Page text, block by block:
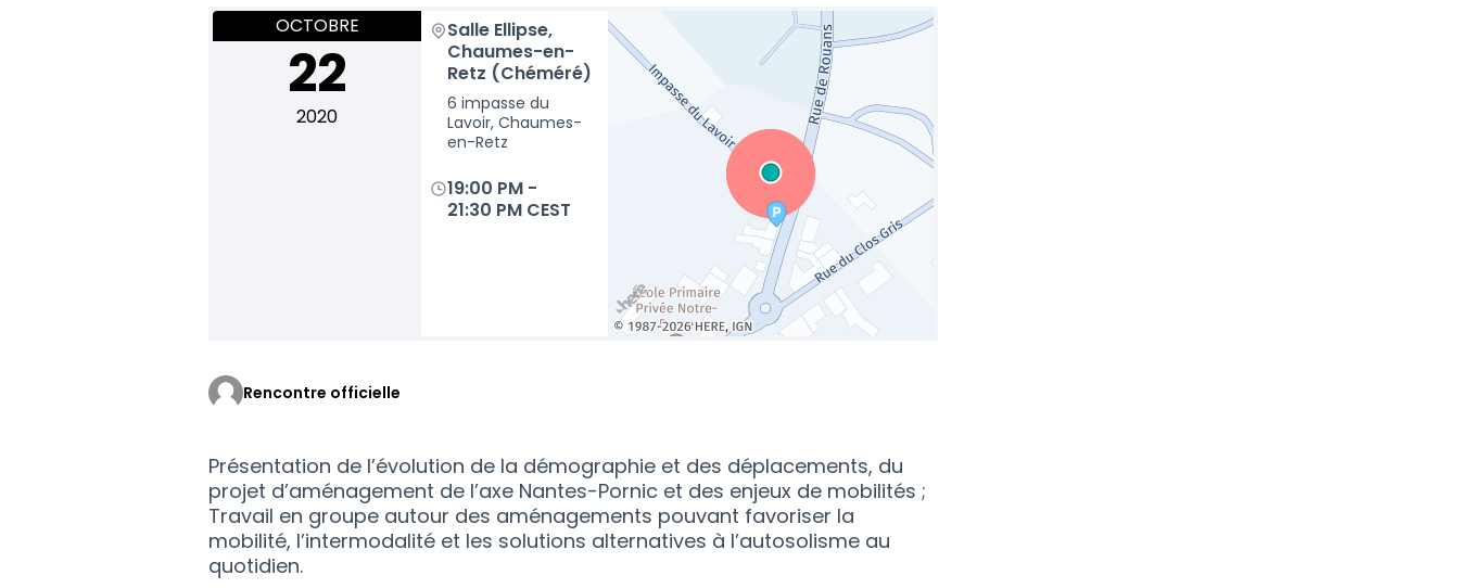
OCTOBRE
22
2020
Salle Ellipse,
Chaumes-en-
Retz (Chéméré)
6 impasse du
Lavoir, Chaumes-
en-Retz
19:00 PM -
21:30 PM CEST
Rencontre officielle
Présentation de l’évolution de la démographie et des déplacements, du
projet d’aménagement de l’axe Nantes-Pornic et des enjeux de mobilités ;
Travail en groupe autour des aménagements pouvant favoriser la
mobilité, l’intermodalité et les solutions alternatives à l’autosolisme au
quotidien.